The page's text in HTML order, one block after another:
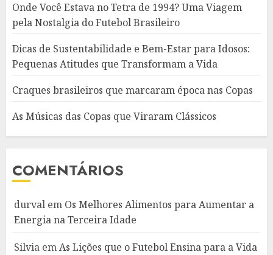
Onde Você Estava no Tetra de 1994? Uma Viagem
pela Nostalgia do Futebol Brasileiro
Dicas de Sustentabilidade e Bem-Estar para Idosos:
Pequenas Atitudes que Transformam a Vida
Craques brasileiros que marcaram época nas Copas
As Músicas das Copas que Viraram Clássicos
COMENTÁRIOS
durval em Os Melhores Alimentos para Aumentar a
Energia na Terceira Idade
Silvia emAs Lições que o Futebol Ensina para a Vida